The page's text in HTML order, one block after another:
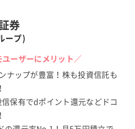
券
ープ)
ーザーにメリット／
ナップが豊富！株も投資信託も
保有でdポイント還元などドコ